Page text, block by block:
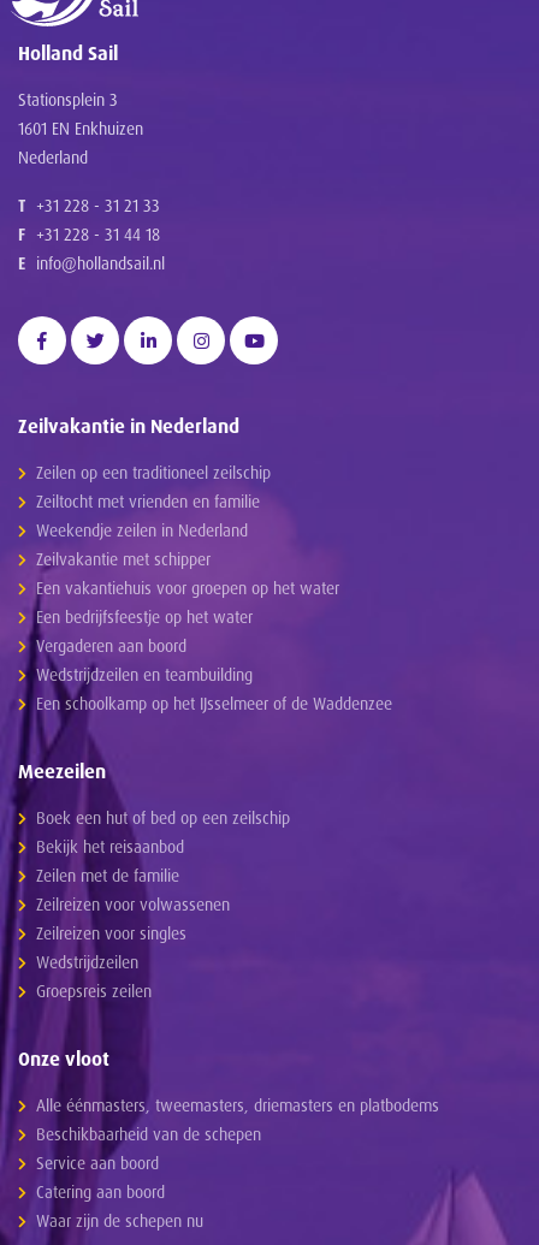
Holland Sail
Stationsplein 3
1601 EN Enkhuizen
Nederland
T +31 228 - 31 21 33
F +31 228 - 31 44 18
E info@hollandsail.nl
Zeilvakantie in Nederland
Zeilen op een traditioneel zeilschip
Zeiltocht met vrienden en familie
Weekendje zeilen in Nederland
Zeilvakantie met schipper
Een vakantiehuis voor groepen op het water
Een bedrijfsfeestje op het water
Vergaderen aan boord
Wedstrijdzeilen en teambuilding
Een schoolkamp op het IJsselmeer of de Waddenzee
Meezeilen
Boek een hut of bed op een zeilschip
Bekijk het reisaanbod
Zeilen met de familie
Zeilreizen voor volwassenen
Zeilreizen voor singles
Wedstrijdzeilen
Groepsreis zeilen
Onze vloot
Alle éénmasters, tweemasters, driemasters en platbodems
Beschikbaarheid van de schepen
Service aan boord
Catering aan boord
Waar zijn de schepen nu